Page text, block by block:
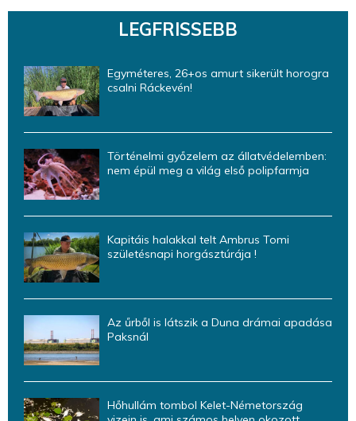
LEGFRISSEBB
Egyméteres, 26+os amurt sikerült horogra
csalni Ráckevén!
Történelmi győzelem az állatvédelemben:
nem épül meg a világ első polipfarmja
Kapitáis halakkal telt Ambrus Tomi
születésnapi horgásztúrája !
Az űrből is látszik a Duna drámai apadása
Paksnál
Hőhullám tombol Kelet-Németország